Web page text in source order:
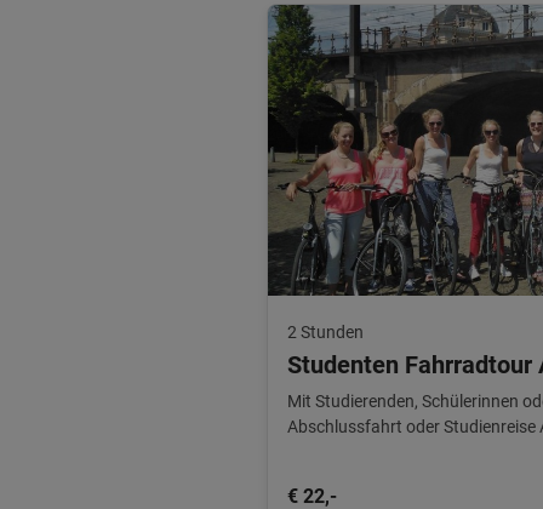
2 Stunden
Studenten Fahrradtour
Mit Studierenden, Schülerinnen
Abschlussfahrt oder Studienreise
€ 22,-